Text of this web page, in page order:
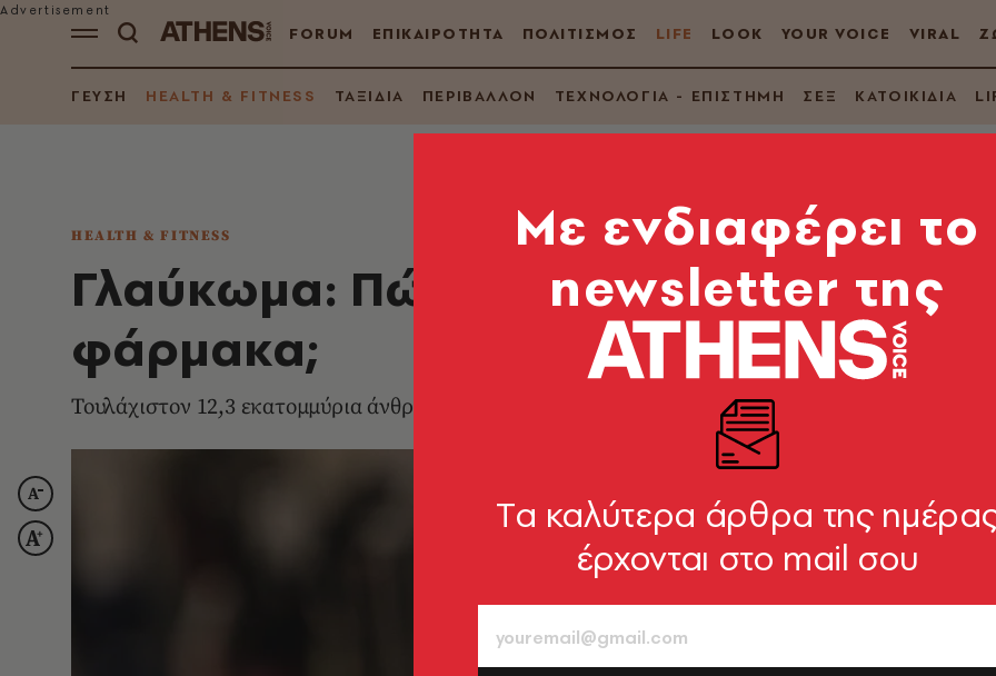
FORUM ΕΠΙΚΑΙΡΟΤΗΤΑ ΠΟΛΙΤΙΣΜΟΣ LIFE LOOK YOUR VOICE VIRAL
ΓΕΥΣΗ HEALTH & FITNESS ΤΑΞΙΔΙΑ ΠΕΡΙΒΑΛΛΟΝ ΤΕΧΝΟΛΟΓΙΑ - ΕΠΙΣΤΗΜΗ ΣΕΞ ΚΑΤΟΙΚΙΔΙΑ
HEALTH & FITNESS
Γλαύκωμα: Πώς αντιμετωπίζεται
φάρμακα;
Τουλάχιστον 12,3 εκατομμύρια άνθρωποι πάσχουν από τη νόσο στην Ευρώπη
Mε ενδιαφέρει το
newsletter της
Tα καλύτερα άρθρα της
έρχονται στο mail σου